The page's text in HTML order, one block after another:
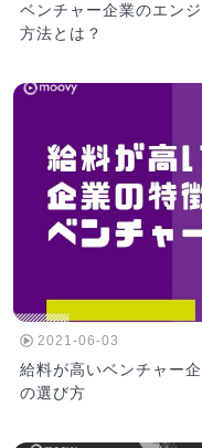
ベンチャー企業のエン
方法とは？
2021-06-03
給料が高いベンチャー
の選び方